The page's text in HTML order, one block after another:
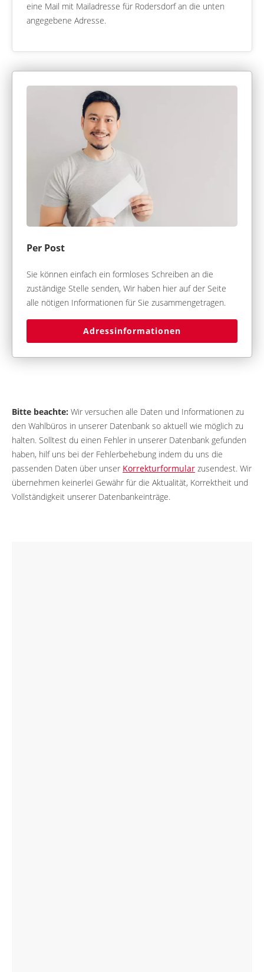
eine Mail mit Mailadresse für Rodersdorf an die unten
angegebene Adresse.
Per Post
Sie können einfach ein formloses Schreiben an die
zuständige Stelle senden, Wir haben hier auf der Seite
alle nötigen Informationen für Sie zusammengetragen.
Adressinformationen
Bitte beachte: Wir versuchen alle Daten und Informationen zu
den Wahlbüros in unserer Datenbank so aktuell wie möglich zu
halten. Solltest du einen Fehler in unserer Datenbank gefunden
haben, hilf uns bei der Fehlerbehebung indem du uns die
passenden Daten über unser Korrekturformular zusendest. Wir
übernehmen keinerlei Gewähr für die Aktualität, Korrektheit und
Vollständigkeit unserer Datenbankeinträge.